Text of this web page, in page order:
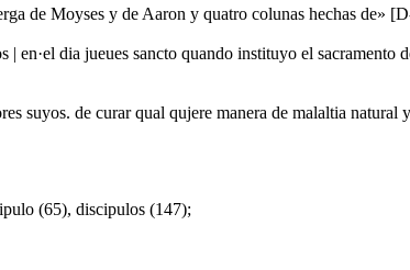
de Moyses y de Aaron y quatro colunas hechas de»
en·el dia jueues sancto quando instituyo el
suyos. de curar qual qujere manera de malaltia
(65), discipulos (147);